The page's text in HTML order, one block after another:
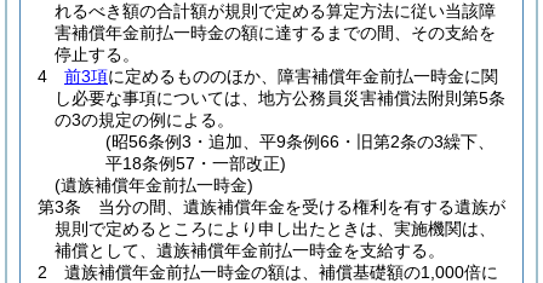
れるべき額の合計額が規則で定める算定方法に従い当該障
害補償年金前払一時金の額に達するまでの間、その支給を
停止する。
4
前3項に定めるもののほか、障害補償年金前払一時金に関
し必要な事項については、地方公務員災害補償法附則第5条
の3の規定の例による。
(昭56条例3・追加、平9条例66・旧第2条の3繰下、
平18条例57・一部改正)
(遺族補償年金前払一時金)
第3条
当分の間、遺族補償年金を受ける権利を有する遺族が
規則で定めるところにより申し出たときは、実施機関は、
補償として、遺族補償年金前払一時金を支給する。
2
遺族補償年金前払一時金の額は、補償基礎額の1,000倍に